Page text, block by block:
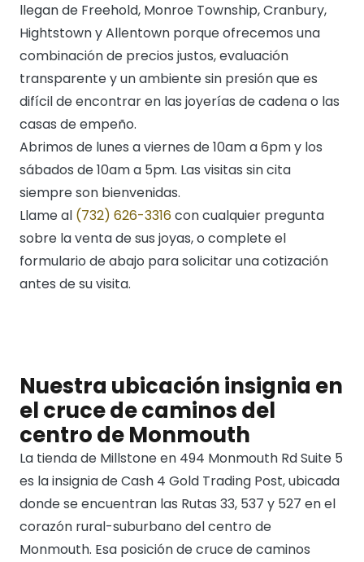
llegan de Freehold, Monroe Township, Cranbury,
Hightstown y Allentown porque ofrecemos una
combinación de precios justos, evaluación
transparente y un ambiente sin presión que es
difícil de encontrar en las joyerías de cadena o las
casas de empeño.
Abrimos de lunes a viernes de 10am a 6pm y los
sábados de 10am a 5pm. Las visitas sin cita
siempre son bienvenidas.
Llame al (732) 626-3316con cualquier pregunta
sobre la venta de sus joyas, o complete el
formulario de abajo para solicitar una cotización
antes de su visita.
Nuestra ubicación insignia en
el cruce de caminos del
centro de Monmouth
La tienda de Millstone en 494 Monmouth Rd Suite 5
es la insignia de Cash 4 Gold Trading Post, ubicada
donde se encuentran las Rutas 33, 537 y 527 en el
corazón rural-suburbano del centro de
Monmouth. Esa posición de cruce de caminos